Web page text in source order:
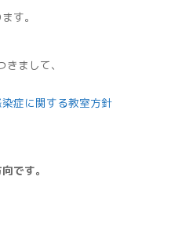
す。
まして、
症に関する教室方針
です。